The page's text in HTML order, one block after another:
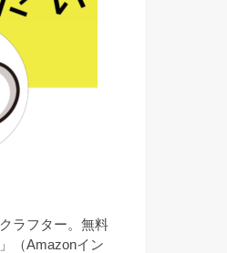
ラフター。無料
」（Amazonイン